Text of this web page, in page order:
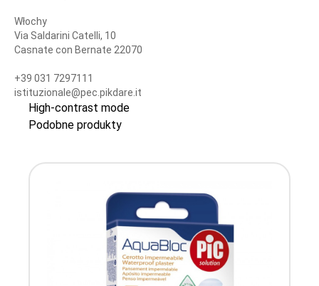
Włochy
Via Saldarini Catelli, 10
Casnate con Bernate 22070
+39 031 7297111
istituzionale@pec.pikdare.it
High-contrast mode
Podobne produkty